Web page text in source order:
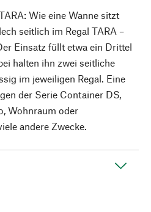
Wie eine Wanne sitzt
seitlich im Regal TARA –
Einsatz füllt etwa ein Drittel
halten ihn zwei seitliche
im jeweiligen Regal. Eine
der Serie Container DS,
Wohnraum oder
andere Zwecke.